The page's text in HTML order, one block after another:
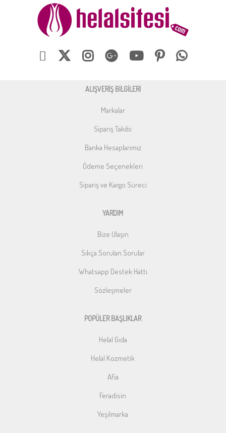
ALIŞVERİŞ BİLGİLERİ
Markalar
Sipariş Takibi
Banka Hesaplarımız
Ödeme Seçenekleri
Sipariş ve Kargo Süreci
YARDIM
Bize Ulaşın
Sıkça Sorulan Sorular
Whatsapp Destek Hattı
Sözleşmeler
POPÜLER BAŞLIKLAR
Helal Gıda
Helal Kozmetik
Afia
Feradisin
Yeşilmarka